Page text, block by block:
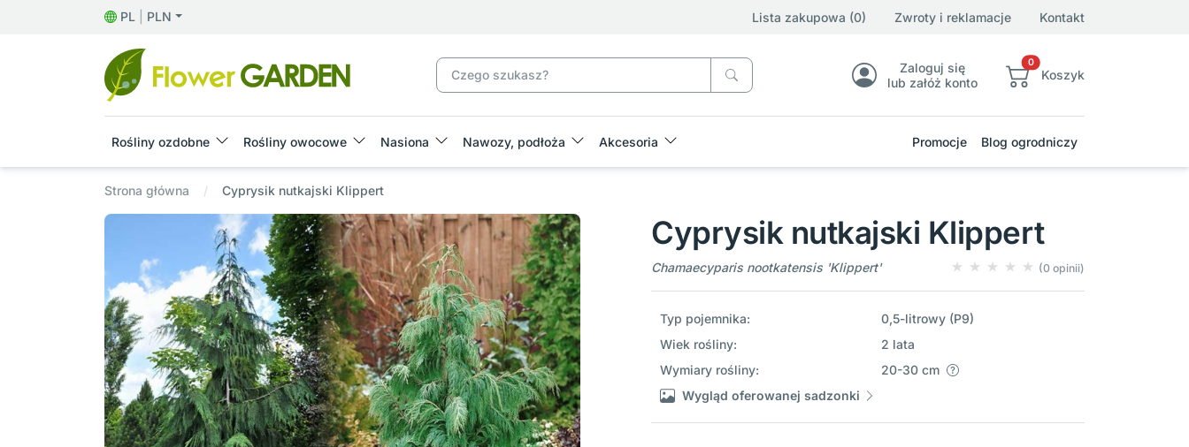
PL PLN Lista zakupowa (0) Zwroty i reklamacje Kontakt
Zaloguj się
lub załóż konto
0
Koszyk
Rośliny ozdobne Rośliny owocowe Nasiona Nawozy, podłoża Akcesoria Promocje Blog ogrodniczy
Strona główna Cyprysik nutkajski Klippert
Cyprysik nutkajski Klippert
Chamaecyparis nootkatensis 'Klippert' (0 opinii)
Typ pojemnika:
0,5-litrowy (P9)
Wiek rośliny:
2 lata
Wymiary rośliny:
20-30 cm
Wygląd oferowanej sadzonki